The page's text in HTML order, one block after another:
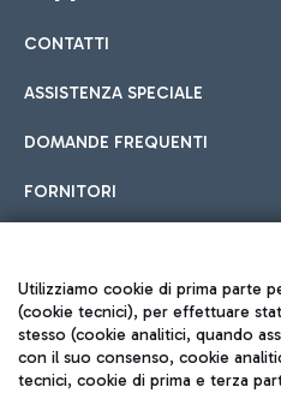
Cucina Internazionale
Hotel in aeroporto
Scegli l'alloggio più adatto e
all'aeroporto.
Car sharing
Con il Car Sharing è ancora più
Treno
CONTATTI
ASSISTENZA SPECIALE
DOMANDE FREQUENTI
FORNITORI
Seguici sui social
Utilizziamo cookie di prima parte
(cookie tecnici), per effettuare
stesso (cookie analitici, quando
con il suo consenso, cookie
tecnici, cookie di prima e terza